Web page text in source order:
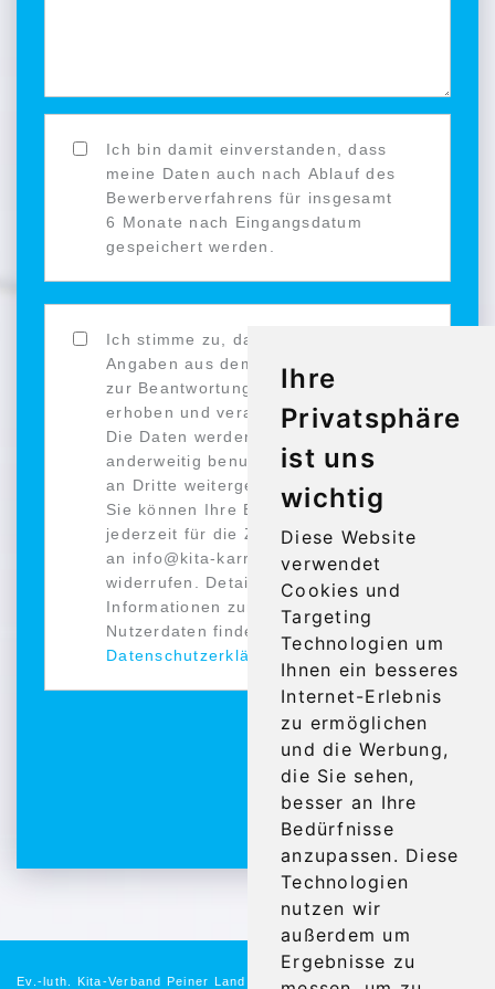
Ihre
Privatsphäre
ist uns
wichtig
Diese Website
verwendet
Cookies und
Targeting
Technologien um
Ihnen ein besseres
Internet-Erlebnis
zu ermöglichen
und die Werbung,
die Sie sehen,
besser an Ihre
Bedürfnisse
anzupassen. Diese
Technologien
nutzen wir
außerdem um
Ergebnisse zu
Ich bin damit einverstanden, dass
meine Daten auch nach Ablauf des
Bewerberverfahrens für insgesamt
6 Monate nach Eingangsdatum
gespeichert werden.
Ich stimme zu, dass meine
Angaben aus dem Kontaktformular
zur Beantwortung meiner Anfrage
erhoben und verarbeitet werden.
Die Daten werden nicht
anderweitig benutzt und auch nicht
an Dritte weitergegeben. Hinweis:
Sie können Ihre Einwilligung
jederzeit für die Zukunft per E-Mail
an info@kita-karriere.de
widerrufen. Detaillierte
Informationen zum Umgang mit
Nutzerdaten finden Sie in unserer
Datenschutzerklärung
absenden
Ev.-luth. Kita-Verband Peiner Land